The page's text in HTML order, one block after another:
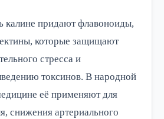
калине придают флавоноиды,
которые защищают
стресса и
токсинов. В народной
её применяют для
снижения артериального